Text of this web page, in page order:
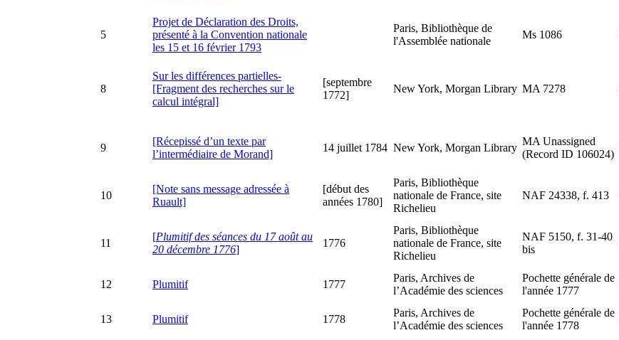
5
Projet de Déclaration des Droits,
présenté à la Convention nationale
les 15 et 16 février 1793
Paris, Bibliothèque de
l'Assemblée nationale
Ms 1086
8
Sur les différences partielles-
[Fragment des recherches sur le
calcul intégral]
[septembre
1772]
New York, Morgan Library MA 7278
9
[Récepissé d’un texte par
l’intermédiaire de Morand]
14 juillet 1784 New York, Morgan Library
MA Unassigned
(Record ID 106024)
10
[Note sans message adressée à
Ruault]
[début des
années 1780]
Paris, Bibliothèque
nationale de France, site
Richelieu
NAF 24338, f. 413
11
[Plumitif des séances du 17 août au
20 décembre 1776]
1776
Paris, Bibliothèque
nationale de France, site
Richelieu
NAF 5150, f. 31-40
bis
12 Plumitif 1777
Paris, Archives de
l’Académie des sciences
Pochette générale de
l'année 1777
13 Plumitif 1778
Paris, Archives de
l’Académie des sciences
Pochette générale de
l'année 1778